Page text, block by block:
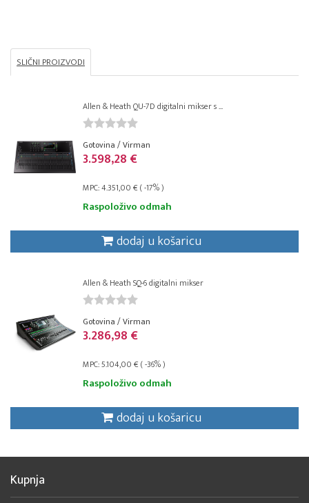
SLIČNI PROIZVODI
Allen & Heath QU-7D digitalni mikser s ...
Gotovina / Virman
3.598,28 €
MPC: 4.351,00 € ( -17% )
Raspoloživo odmah
dodaj u košaricu
Allen & Heath SQ-6 digitalni mikser
Gotovina / Virman
3.286,98 €
MPC: 5.104,00 € ( -36% )
Raspoloživo odmah
dodaj u košaricu
Kupnja